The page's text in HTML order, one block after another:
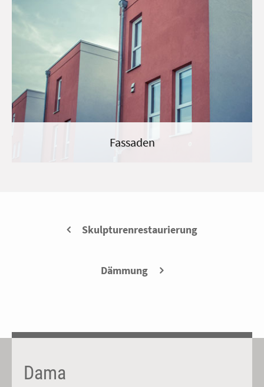
Raumdesign
Betonoptik
Fassaden
Skulpturen­restaurierung
Dämmung
Dama